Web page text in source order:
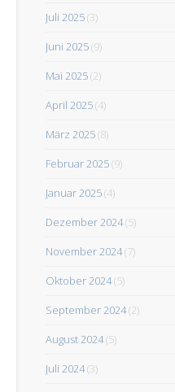
Juli 2025(3)
Juni 2025(9)
Mai 2025(2)
April 2025(4)
März 2025(8)
Februar 2025(9)
Januar 2025(4)
Dezember 2024(5)
November 2024(7)
Oktober 2024(5)
September 2024(2)
August 2024(5)
Juli 2024(3)